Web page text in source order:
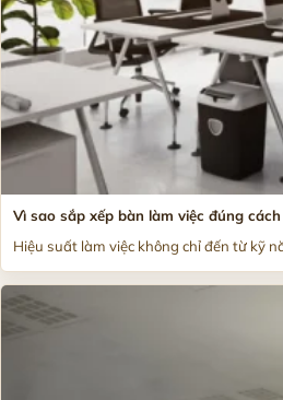
Vì sao sắp xếp bàn làm việc đúng
Hiệu suất làm việc không chỉ đến từ kỹ